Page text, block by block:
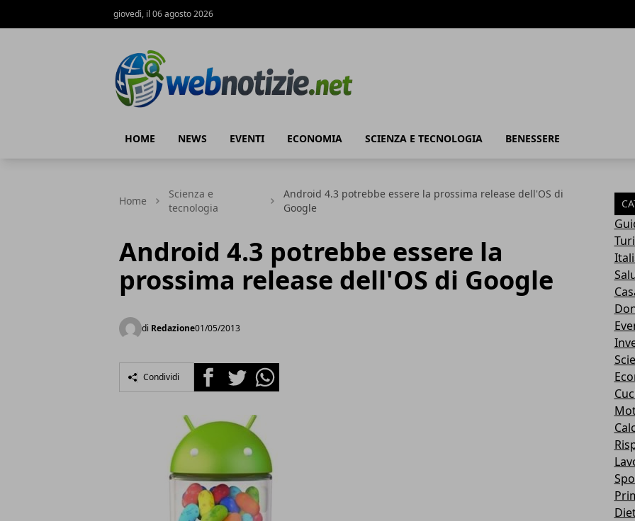
giovedì, il 06 agosto 2026
HOME NEWS EVENTI ECONOMIA SCIENZA E TECNOLOGIA BENESSERE
Home
Scienza e
tecnologia
Android 4.3 potrebbe essere la prossima release dell'OS di
Google
Android 4.3 potrebbe essere la
prossima release dell'OS di Google
di Redazione01/05/2013
Condividi FacebookTwitterWhatsapp